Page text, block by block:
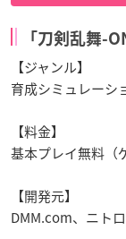
「刀剣乱舞-
【ジャンル】
育成シミュレーシ
【料金】
基本プレイ無料（
【開発元】
DMM.com、ニト